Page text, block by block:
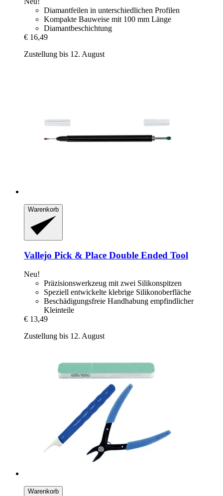
Diamantfeilen in unterschiedlichen Profilen
Kompakte Bauweise mit 100 mm Länge
Diamantbeschichtung
€ 16,49
Zustellung bis 12. August
Warenkorb
Vallejo Pick & Place Double Ended Tool
Neu!
Präzisionswerkzeug mit zwei Silikonspitzen
Speziell entwickelte klebrige Silikonoberfläche
Beschädigungsfreie Handhabung empfindlicher
Kleinteile
€ 13,49
Zustellung bis 12. August
Warenkorb